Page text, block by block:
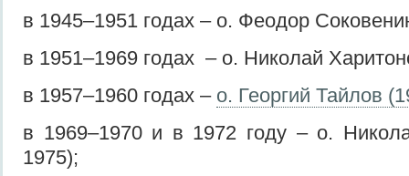
в 1945–1951 годах – о. Феодор
в 1951–1969 годах – о. Николай
в 1957–1960 годах – о. Георгий Тайлов
в 1969–1970 и в 1972 году – о.
1975);